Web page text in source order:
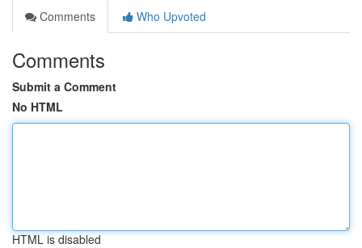
Comments
Who Upvoted
Comments
Submit a Comment
No HTML
HTML is disabled